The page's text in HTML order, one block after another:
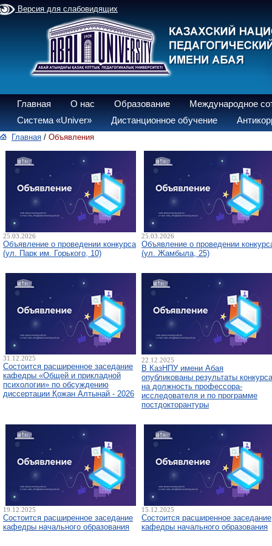
Версия для слабовидящих
Главная О нас Образование
Международное
Система «Univer»
Дистанционное обучение
Главная / Объявления
25.03.2026
Объявление о проведении конкурса
(ул. Парк им. Горького, 10)
25.03.2026
Объявление о проведении
(ул. Жамбыла, 25)
31.12.2025
Состоится расширенное заседание
кафедры «Общей и прикладной
психологии» по обсуждению
диссертации Қожан Алтынай - 2026
22.12.2025
В КазНПУ имени Абая
опубликованы результаты конкурса
на должность профессора-
исследователя и по программе
постдокторантуры
19.12.2025
Состоится расширенное заседание
кафедры начального образования
15.12.2025
Состоится расширенное заседание
кафедры начального образования